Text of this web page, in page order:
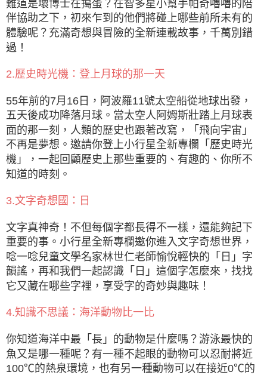
難道是壞博士在搗蛋？在智多星小幫手帕奇嚕嚕的陪
伴協助之下，初來乍到的他們將碰上哪些前所未有的
體驗呢？充滿奇想與冒險的全新連載故事，千萬別錯
過！
2.歷史時光機：登上月球的那一天
55年前的7月16日，阿波羅11號太空船從地球出發，
五天後成功降落月球。當太空人阿姆斯壯踏上月球表
面的那一刻，人類的歷史也跟著改寫，「飛向宇宙」
不再是夢想。邀請你登上小行星全新專欄「歷史時光
機」，一起回顧歷史上那些重要的、有趣的、你所不
知道的時刻。
3.文字奇想國：日
文字真神奇！不但每個字都長得不一樣，還能夠記下
重要的事。小行星全新專欄邀你進入文字奇想世界，
唸一唸兒童文學名家林世仁老師愉悅輕快的「日」字
韻謠，再和我們一起認識「日」這個字怎麼來，找找
它又藏在哪些字裡，享受字的奇妙與趣味！
4.知識不思議：海洋動物比一比
你知道海洋中最「長」的動物是什麼嗎？游泳最快的
魚又是哪一種呢？有一種不起眼的動物可以忍耐將近
100℃的熱泉環境，也有另一種動物可以在接近0℃的